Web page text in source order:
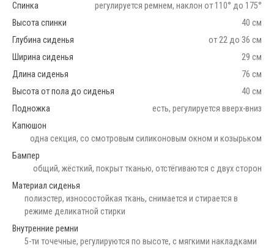
Спинка
регулируется ремнем, наклон от 110° до 175°
Высота спинки
40 см
Глубина сиденья
от 22 до 36 см
Ширина сиденья
29 см
Длина сиденья
76 см
Высота от пола до сиденья
40 см
Подножка
есть, регулируется вверх-вниз
Капюшон
одна секция, со смотровым силиконовым окном и козырьком
Бампер
общий, жёсткий, покрыт тканью, отстёгиваются с двух сторон
Материал сиденья
полиэстер, износостойкая ткань, снимается и стирается в
режиме деликатной стирки
Внутренние ремни
5-ти точечные, регулируются по высоте, с мягкими накладками